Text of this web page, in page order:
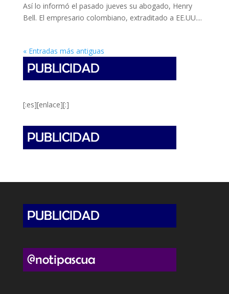
Así lo informó el pasado jueves su abogado, Henry
Bell. El empresario colombiano, extraditado a EE.UU....
« Entradas más antiguas
[:es][enlace][:]